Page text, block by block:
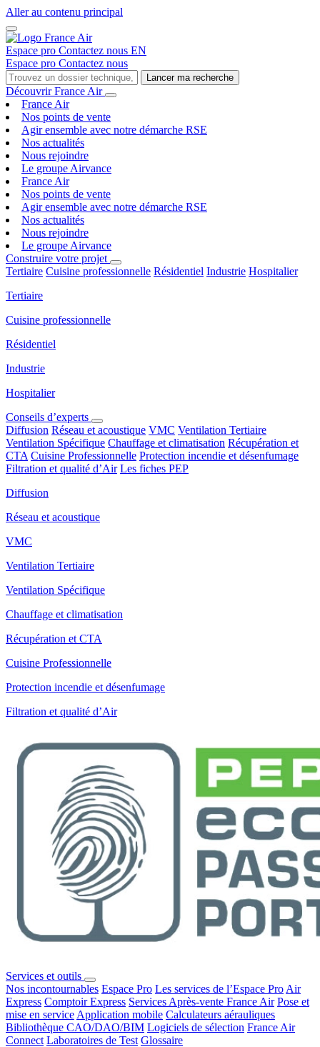
Aller au contenu principal
Espace pro Contactez nous EN
Espace pro Contactez nous
Lancer ma recherche
Découvrir France Air
France Air
Nos points de vente
Agir ensemble avec notre démarche RSE
Nos actualités
Nous rejoindre
Le groupe Airvance
France Air
Nos points de vente
Agir ensemble avec notre démarche RSE
Nos actualités
Nous rejoindre
Le groupe Airvance
Construire votre projet
Tertiaire Cuisine professionnelle Résidentiel Industrie Hospitalier
Tertiaire
Cuisine professionnelle
Résidentiel
Industrie
Hospitalier
Conseils d’experts
Diffusion Réseau et acoustique VMC Ventilation Tertiaire
Ventilation Spécifique Chauffage et climatisation Récupération et
CTA Cuisine Professionnelle Protection incendie et désenfumage
Filtration et qualité d’Air Les fiches PEP
Diffusion
Réseau et acoustique
VMC
Ventilation Tertiaire
Ventilation Spécifique
Chauffage et climatisation
Récupération et CTA
Cuisine Professionnelle
Protection incendie et désenfumage
Filtration et qualité d’Air
Services et outils
Nos incontournables Espace Pro Les services de l’Espace Pro Air
Express Comptoir Express Services Après-vente France Air Pose et
mise en service Application mobile Calculateurs aérauliques
Bibliothèque CAO/DAO/BIM Logiciels de sélection France Air
Connect Laboratoires de Test Glossaire